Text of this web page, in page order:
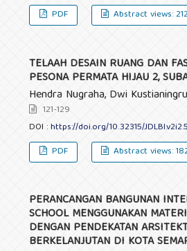
PDF
Abstract views: 212
TELAAH DESAIN RUANG DAN
PESONA PERMATA HIJAU 2,
Hendra Nugraha, Dwi
121-129
DOI :https://doi.org/10.32315/
PDF
Abstract views:
PERANCANGAN BANGUNAN
SCHOOL MENGGUNAKAN
DENGAN PENDEKATAN
BERKELANJUTAN DI KOTA